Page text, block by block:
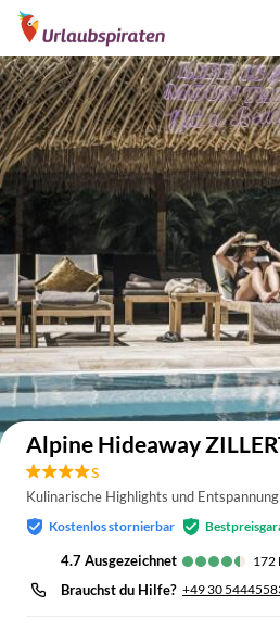
Alpine Hideaway
s
Kulinarische Highlights und
Kostenlos stornierbar
4.7 ausgezeichnet 172
Brauchst du Hilfe? +49 30